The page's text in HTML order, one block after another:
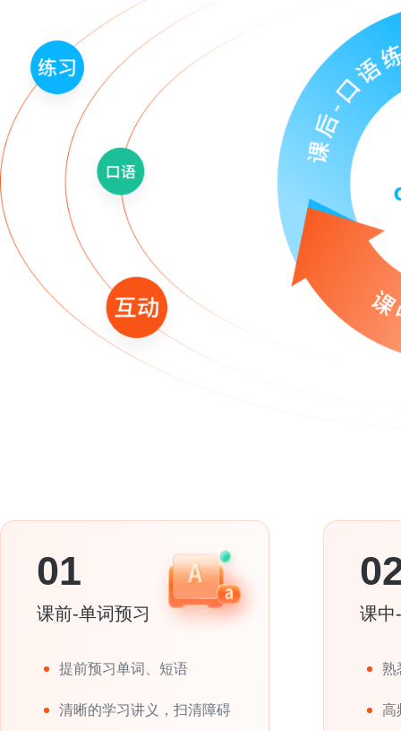
01
课前-单词预习
提前预习单词、短语
清晰的学习讲义，扫清障碍
课中
熟
高